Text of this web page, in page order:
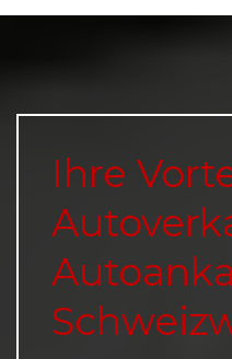
Ihre